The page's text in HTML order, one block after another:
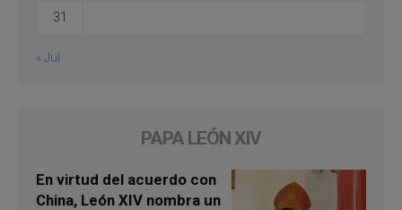
31
« Jul
PAPA LEÓN XIV
En virtud del acuerdo con
China, León XIV nombra un